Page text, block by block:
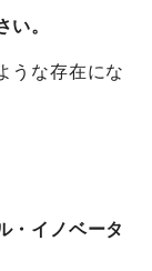
い。
うな存在にな
・イノベータ